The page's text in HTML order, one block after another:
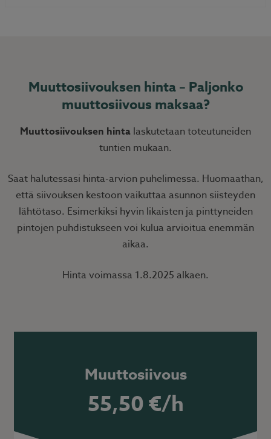
Muuttosiivouksen hinta – Paljonko
muuttosiivous maksaa?
Muuttosiivouksen hinta laskutetaan toteutuneiden
tuntien mukaan.
Saat halutessasi hinta-arvion puhelimessa. Huomaathan,
että siivouksen kestoon vaikuttaa asunnon siisteyden
lähtötaso. Esimerkiksi hyvin likaisten ja pinttyneiden
pintojen puhdistukseen voi kulua arvioitua enemmän
aikaa.
Hinta voimassa 1.8.2025 alkaen.
Muuttosiivous
55,50 €/h